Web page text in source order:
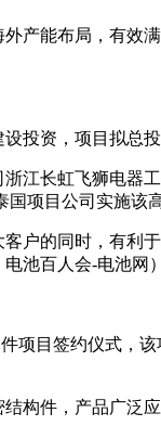
产能布局，有效
投资，项目拟总
长虹飞狮电器
项目公司实施该
户的同时，有利
池百人会-电池网）
项目签约仪式，
构件，产品广泛